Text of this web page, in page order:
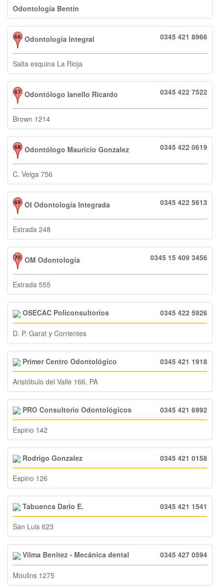
Odontología Bentín
Odontología Integral 0345 421 8966
Salta esquina La Rioja
Odontólogo Ianello Ricardo 0345 422 7522
Brown 1214
Odontólogo Mauricio Gonzalez 0345 422 0619
C. Veiga 756
OI Odontología Integrada 0345 422 5613
Estrada 248
OM Odontología 0345 15 409 3456
Estrada 555
OSECAC Policonsultorios 0345 422 5926
D. P. Garat y Corrientes
Primer Centro Odontológico 0345 421 1918
Aristóbulo del Valle 166, PA
PRO Consultorio Odontológicos 0345 421 6992
Espino 142
Rodrigo Gonzalez 0345 421 0158
Espino 126
Tabuenca Dario E. 0345 421 1541
San Luis 623
Vilma Benitez - Mecánica dental 0345 427 0594
Moulins 1275